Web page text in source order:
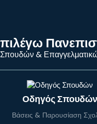
&
Οδηγός Σπουδών
Βάσεις & Παρουσίαση